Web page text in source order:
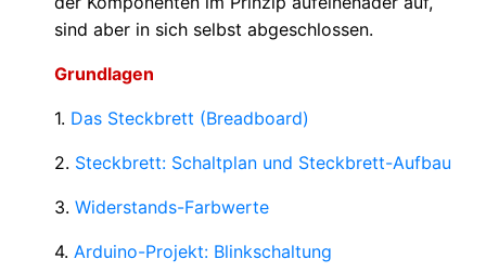
sind aber in sich selbst abgeschlossen.
Grundlagen
1. Das Steckbrett (Breadboard)
2. Steckbrett: Schaltplan und Steckbrett-Aufbau
3. Widerstands-Farbwerte
4. Arduino-Projekt: Blinkschaltung